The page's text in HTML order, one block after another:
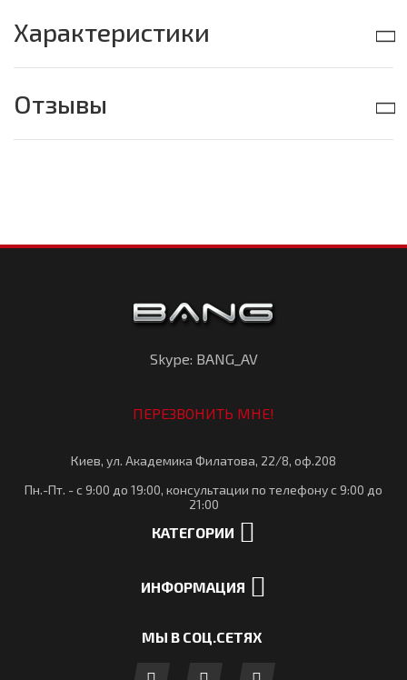
Характеристики
Отзывы
Skype: BANG_AV
ПЕРЕЗВОНИТЬ МНЕ!
Киев, ул. Академика Филатова, 22/8, оф.208
Пн.-Пт. - с 9:00 до 19:00, консультации по телефону с 9:00 до
21:00
КАТЕГОРИИ
ИНФОРМАЦИЯ
МЫ В СОЦ.СЕТЯХ